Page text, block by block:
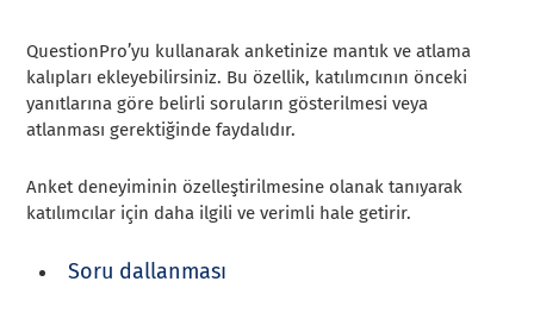
QuestionPro’yu kullanarak anketinize mantık ve atlama
kalıpları ekleyebilirsiniz. Bu özellik, katılımcının önceki
yanıtlarına göre belirli soruların gösterilmesi veya
atlanması gerektiğinde faydalıdır.
Anket deneyiminin özelleştirilmesine olanak tanıyarak
katılımcılar için daha ilgili ve verimli hale getirir.
Soru dallanması